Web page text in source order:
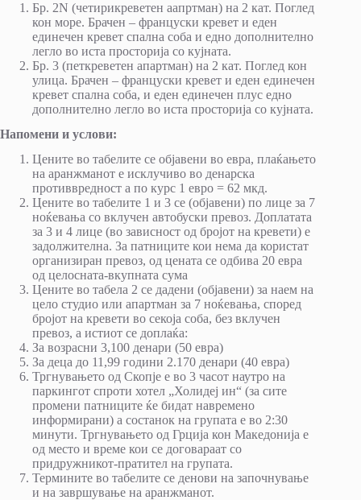
Бр. 2N (четирикреветен аапртман) на 2 кат. Поглед
кон море. Брачен – француски кревет и еден
единечен кревет спална соба и едно дополнително
легло во иста просторија со кујната.
Бр. 3 (петкреветен апартман) на 2 кат. Поглед кон
улица. Брачен – француски кревет и еден единечен
кревет спална соба, и еден единечен плус едно
дополнително легло во иста просторија со кујната.
Напомени и услови:
Цените во табелите се објавени во евра, плаќањето
на аранжманот е исклучиво во денарска
противвредност а по курс 1 евро = 62 мкд.
Цените во табелите 1 и 3 се (објавени) по лице за 7
ноќевања со вклучен автобуски превоз. Доплатата
за 3 и 4 лице (во зависност од бројот на кревети) е
задолжителна. За патниците кои нема да користат
организиран превоз, од цената се одбива 20 евра
од целосната-вкупната сума
Цените во табела 2 се дадени (објавени) за наем на
цело студио или апартман за 7 ноќевања, според
бројот на кревети во секоја соба, без вклучен
превоз, а истиот се доплаќа:
За возрасни 3,100 денари (50 евра)
За деца до 11,99 години 2.170 денари (40 евра)
Тргнувањето од Скопје е во 3 часот наутро на
паркингот спроти хотел „Холидеј ин“ (за сите
промени патниците ќе бидат навремено
информирани) а состанок на групата е во 2:30
минути. Тргнувањето од Грција кон Македонија е
од место и време кои се договараат со
придружникот-пратител на групата.
Термините во табелите се денови на започнување
и на завршување на аранжманот.